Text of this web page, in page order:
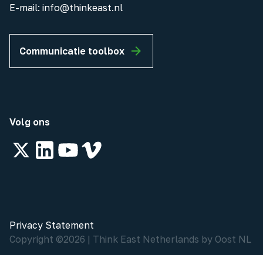
E-mail: info@thinkeast.nl
Communicatie toolbox
Volg ons
Copyright ©2026 | Think East Netherlands by Oost NL
Privacy Statement